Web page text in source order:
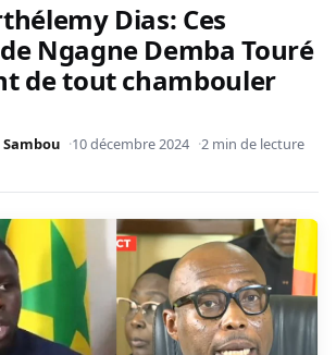
Dias: Ces
Ngagne Demba Touré
de tout chambouler
10 décembre 2024 2 min de lecture